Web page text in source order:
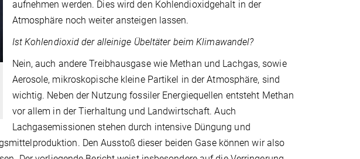
aufnehmen werden. Dies wird den Kohlendioxidgehalt in der
Atmosphäre noch weiter ansteigen lassen.
Ist Kohlendioxid der alleinige Übeltäter beim Klimawandel?
Nein, auch andere Treibhausgase wie Methan und Lachgas, sowie
Aerosole, mikroskopische kleine Partikel in der Atmosphäre, sind
wichtig. Neben der Nutzung fossiler Energiequellen entsteht Methan
vor allem in der Tierhaltung und Landwirtschaft. Auch
Lachgasemissionen stehen durch intensive Düngung und
Den Ausstoß dieser beiden Gase können wir also